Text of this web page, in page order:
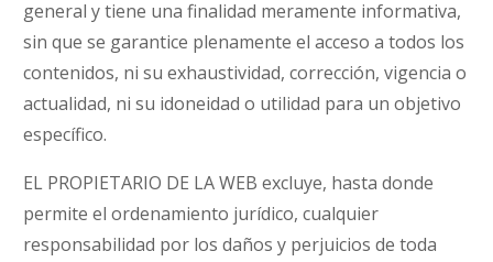
general y tiene una finalidad meramente informativa,
sin que se garantice plenamente el acceso a todos los
contenidos, ni su exhaustividad, corrección, vigencia o
actualidad, ni su idoneidad o utilidad para un objetivo
específico.
EL PROPIETARIO DE LA WEB excluye, hasta donde
permite el ordenamiento jurídico, cualquier
responsabilidad por los daños y perjuicios de toda